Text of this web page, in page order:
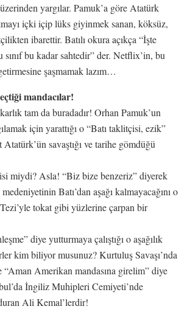
yargılar. Pamuk’a göre Atatürk
içki içip lüks giyinmek sanan, köksüz,
ibarettir. Batılı okura açıkça “İşte
bu kadar sahtedir” der. Netflix’in, bu
şaşmamak lazım…
mandacılar!
tam da buradadır! Orhan Pamuk’un
için yarattığı o “Batı taklitçisi, ezik”
Atatürk’ün savaştığı ve tarihe gömdüğü
miydi? Asla! “Biz bize benzeriz” diyerek
Batı’dan aşağı kalmayacağını o
tokat gibi yüzlerine çarpan bir
diye yutturmaya çalıştığı o aşağılık
kim biliyor musunuz? Kurtuluş Savaşı’nda
“Aman Amerikan mandasına girelim” diye
İngiliz Muhipleri Cemiyeti’nde
Ali Kemal’lerdir!